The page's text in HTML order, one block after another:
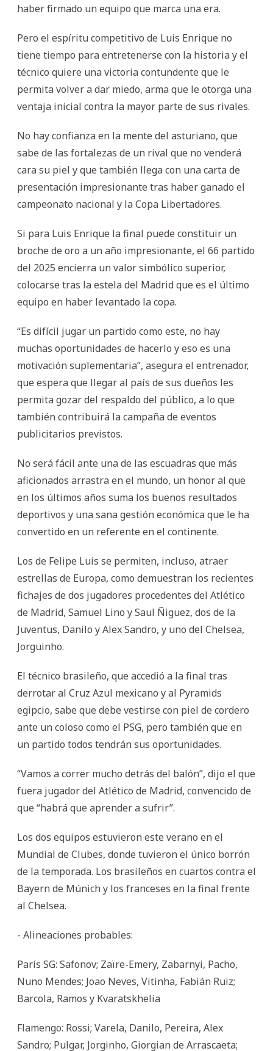
haber firmado un equipo que marca una era.
Pero el espíritu competitivo de Luis Enrique no
tiene tiempo para entretenerse con la historia y el
técnico quiere una victoria contundente que le
permita volver a dar miedo, arma que le otorga una
ventaja inicial contra la mayor parte de sus rivales.
No hay confianza en la mente del asturiano, que
sabe de las fortalezas de un rival que no venderá
cara su piel y que también llega con una carta de
presentación impresionante tras haber ganado el
campeonato nacional y la Copa Libertadores.
Si para Luis Enrique la final puede constituir un
broche de oro a un año impresionante, el 66 partido
del 2025 encierra un valor simbólico superior,
colocarse tras la estela del Madrid que es el último
equipo en haber levantado la copa.
“Es difícil jugar un partido como este, no hay
muchas oportunidades de hacerlo y eso es una
motivación suplementaria”, asegura el entrenador,
que espera que llegar al país de sus dueños les
permita gozar del respaldo del público, a lo que
también contribuirá la campaña de eventos
publicitarios previstos.
No será fácil ante una de las escuadras que más
aficionados arrastra en el mundo, un honor al que
en los últimos años suma los buenos resultados
deportivos y una sana gestión económica que le ha
convertido en un referente en el continente.
Los de Felipe Luis se permiten, incluso, atraer
estrellas de Europa, como demuestran los recientes
fichajes de dos jugadores procedentes del Atlético
de Madrid, Samuel Lino y Saul Ñiguez, dos de la
Juventus, Danilo y Alex Sandro, y uno del Chelsea,
Jorguinho.
El técnico brasileño, que accedió a la final tras
derrotar al Cruz Azul mexicano y al Pyramids
egipcio, sabe que debe vestirse con piel de cordero
ante un coloso como el PSG, pero también que en
un partido todos tendrán sus oportunidades.
“Vamos a correr mucho detrás del balón”, dijo el que
fuera jugador del Atlético de Madrid, convencido de
que “habrá que aprender a sufrir”.
Los dos equipos estuvieron este verano en el
Mundial de Clubes, donde tuvieron el único borrón
de la temporada. Los brasileños en cuartos contra el
Bayern de Múnich y los franceses en la final frente
al Chelsea.
- Alineaciones probables:
París SG: Safonov; Zaïre-Emery, Zabarnyi, Pacho,
Nuno Mendes; Joao Neves, Vitinha, Fabián Ruiz;
Barcola, Ramos y Kvaratskhelia
Flamengo: Rossi; Varela, Danilo, Pereira, Alex
Sandro; Pulgar, Jorginho, Giorgian de Arrascaeta;